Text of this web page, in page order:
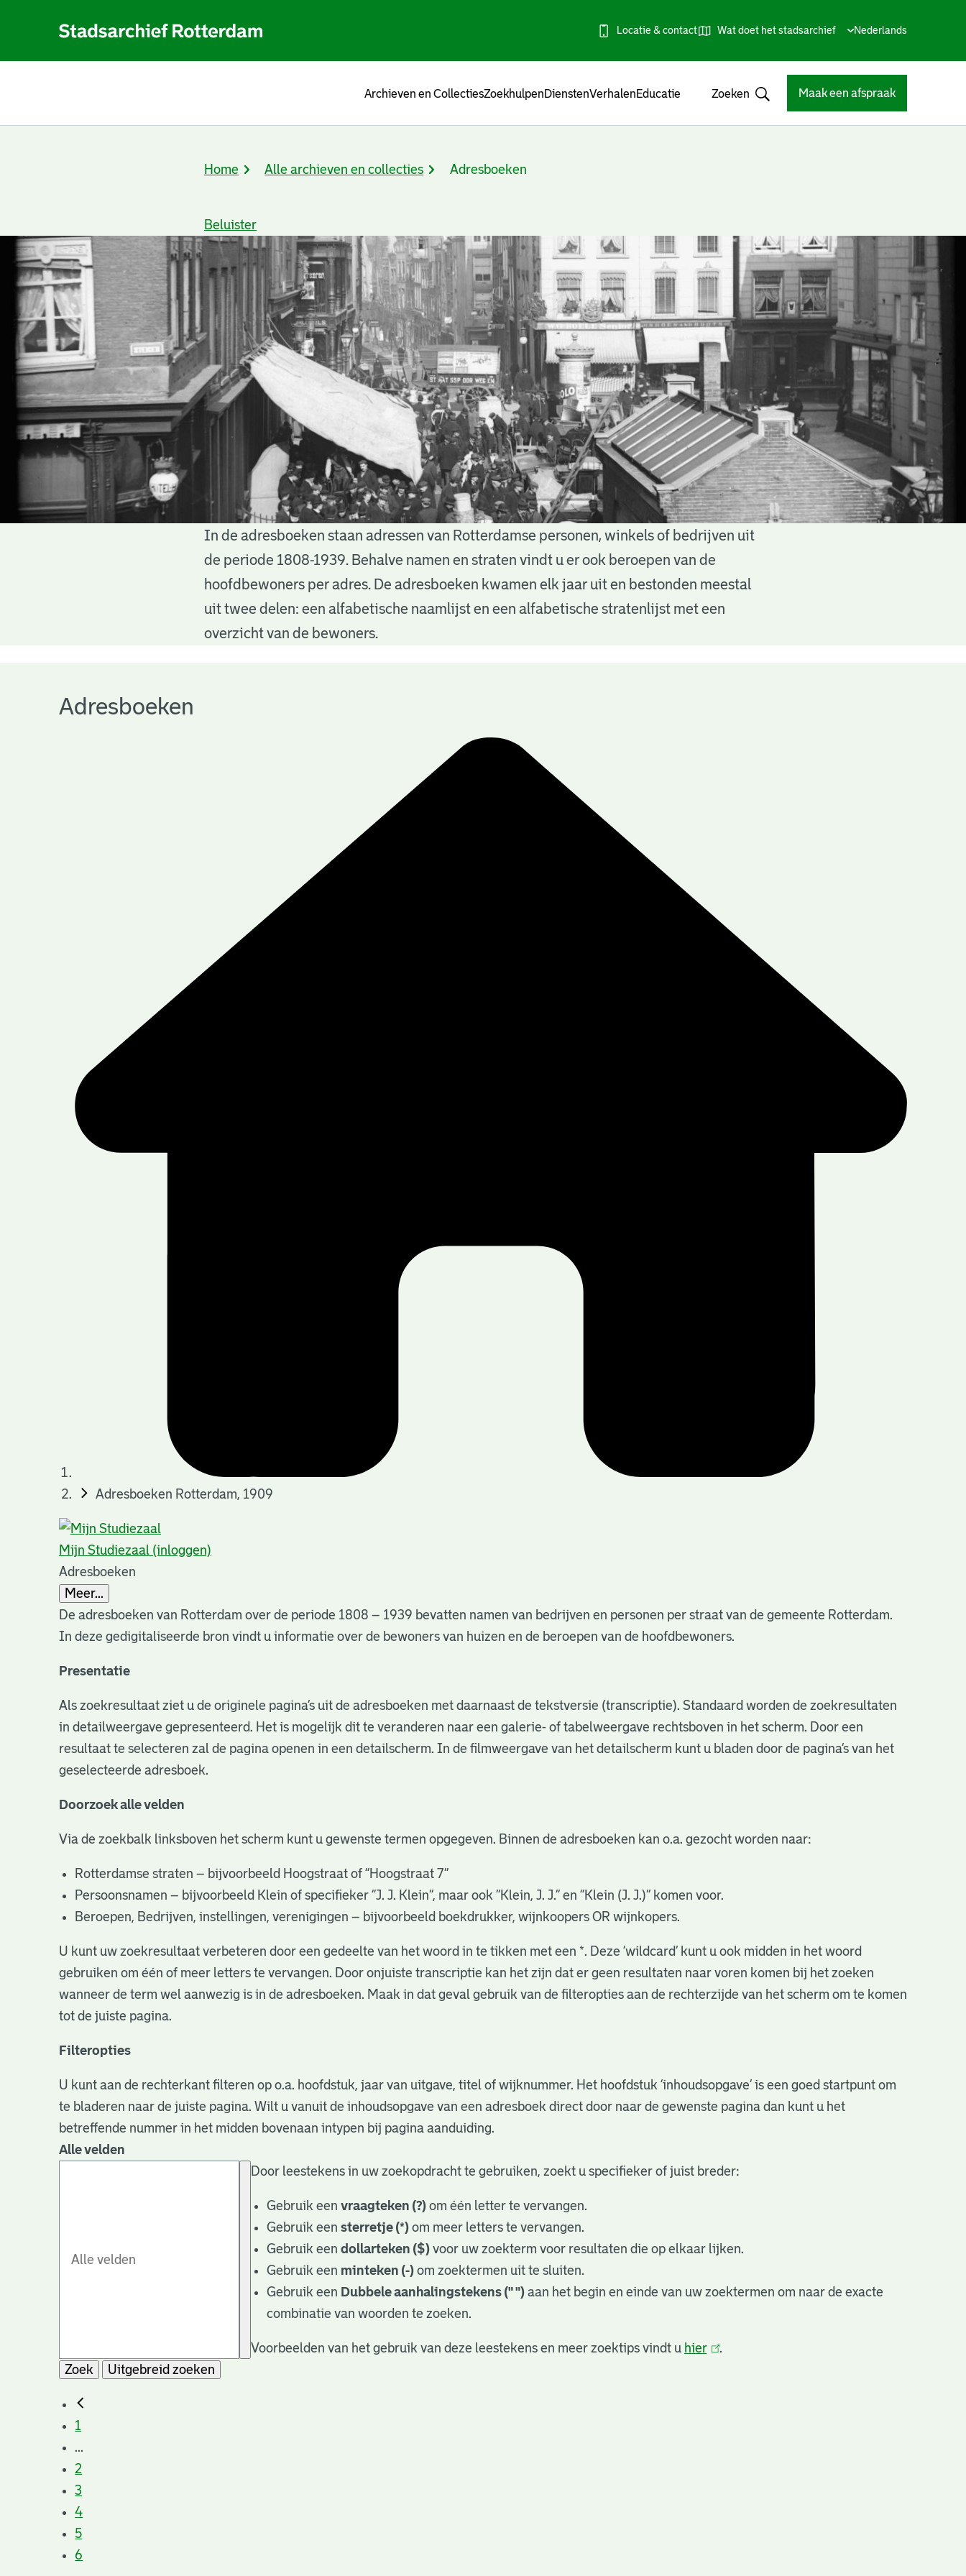
Locatie & contact Wat doet het stadsarchief
Huidige
Nederlands
Archieven en CollectiesZoekhulpenDienstenVerhalenEducatie Zoeken Maak een afspraak
Kruimelpad
Home Alle archieven en collecties Adresboeken
Beluister
AdresboekenIn de adresboeken staan adressen van Rotterdamse personen, winkels of bedrijven uit
de periode 1808-1939. Behalve namen en straten vindt u er ook beroepen van de
hoofdbewoners per adres. De adresboeken kwamen elk jaar uit en bestonden meestal
uit twee delen: een alfabetische naamlijst en een alfabetische stratenlijst met een
overzicht van de bewoners.
Adresboeken
Adresboeken Rotterdam, 1909
Mijn Studiezaal (inloggen)
Adresboeken
Meer...
De adresboeken van Rotterdam over de periode 1808 – 1939 bevatten namen van bedrijven en personen per straat van de gemeente Rotterdam.
In deze gedigitaliseerde bron vindt u informatie over de bewoners van huizen en de beroepen van de hoofdbewoners.
Presentatie
Als zoekresultaat ziet u de originele pagina’s uit de adresboeken met daarnaast de tekstversie (transcriptie). Standaard worden de zoekresultaten
in detailweergave gepresenteerd. Het is mogelijk dit te veranderen naar een galerie- of tabelweergave rechtsboven in het scherm. Door een
resultaat te selecteren zal de pagina openen in een detailscherm. In de filmweergave van het detailscherm kunt u bladen door de pagina’s van het
geselecteerde adresboek.
Doorzoek alle velden
Via de zoekbalk linksboven het scherm kunt u gewenste termen opgegeven. Binnen de adresboeken kan o.a. gezocht worden naar:
Rotterdamse straten – bijvoorbeeld Hoogstraat of “Hoogstraat 7”
Persoonsnamen – bijvoorbeeld Klein of specifieker “J. J. Klein”, maar ook ”Klein, J. J.” en “Klein (J. J.)” komen voor.
Beroepen, Bedrijven, instellingen, verenigingen – bijvoorbeeld boekdrukker, wijnkoopers OR wijnkopers.
U kunt uw zoekresultaat verbeteren door een gedeelte van het woord in te tikken met een *. Deze ‘wildcard’ kunt u ook midden in het woord
gebruiken om één of meer letters te vervangen. Door onjuiste transcriptie kan het zijn dat er geen resultaten naar voren komen bij het zoeken
wanneer de term wel aanwezig is in de adresboeken. Maak in dat geval gebruik van de filteropties aan de rechterzijde van het scherm om te komen
tot de juiste pagina.
Filteropties
U kunt aan de rechterkant filteren op o.a. hoofdstuk, jaar van uitgave, titel of wijknummer. Het hoofdstuk ‘inhoudsopgave’ is een goed startpunt om
te bladeren naar de juiste pagina. Wilt u vanuit de inhoudsopgave van een adresboek direct door naar de gewenste pagina dan kunt u het
betreffende nummer in het midden bovenaan intypen bij pagina aanduiding.
Alle velden
Door leestekens in uw zoekopdracht te gebruiken, zoekt u specifieker of juist breder:
Gebruik eenvraagteken (?) om één letter te vervangen.
Gebruik eensterretje (*) om meer letters te vervangen.
Gebruik eendollarteken ($) voor uw zoekterm voor resultaten die op elkaar lijken.
Gebruik een minteken (-) om zoektermen uit te sluiten.
Gebruik een Dubbele aanhalingstekens (" ") aan het begin en einde van uw zoektermen om naar de exacte
combinatie van woorden te zoeken.
Voorbeelden van het gebruik van deze leestekens en meer zoektips vindt u hier(link
.
Zoek
Uitgebreid zoeken
1
...
2
3
4
5
6